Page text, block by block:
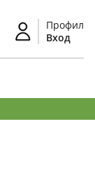
Профил
Вход